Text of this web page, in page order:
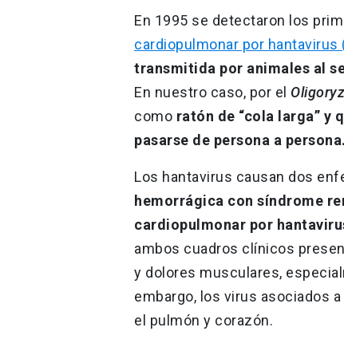
En 1995 se detectaron los
cardiopulmonar por hantavirus
transmitida por animales al
En nuestro caso, por el
como ratón de “cola larga” y
pasarse de persona a persona.
Los hantavirus causan dos
hemorrágica con síndrome
cardiopulmonar por
ambos cuadros clínicos
y dolores musculares,
embargo, los virus asociados
el pulmón y corazón.